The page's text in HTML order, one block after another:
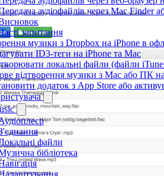
аудіофайлів через Mac Finder
запитання
музики з Dropbox на iPhone в
ID3-теги на iPhone та Mac
локальні файли (файли
відтворення музики з Mac або ПК
додаток з App Store або
файли
бібліотека